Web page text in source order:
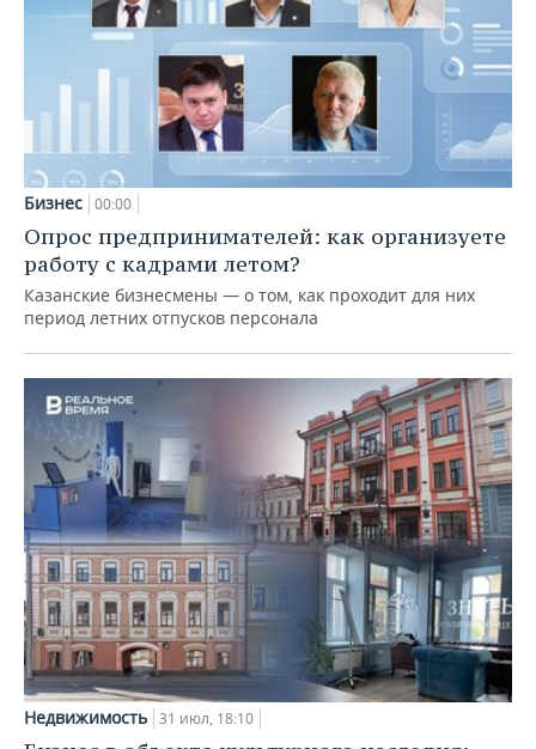
Бизнес 00:00
Опрос предпринимателей: как организуете
работу с кадрами летом?
Казанские бизнесмены — о том, как проходит для них
период летних отпусков персонала
Недвижимость 31 июл, 18:10